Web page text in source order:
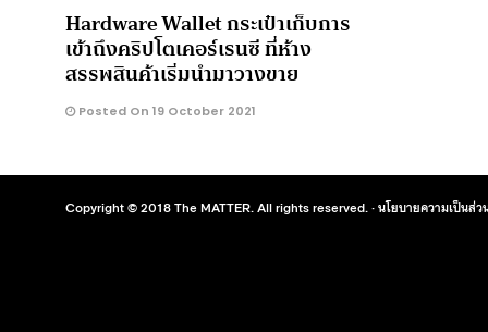
Hardware Wallet กระเป๋าเก็บการ
เข้าถึงคริปโตเคอร์เรนซี ที่ห้าง
สรรพสินค้าเริ่มนำมาวางขาย
Posted On 19 October 2021
Copyright © 2018 The MATTER. All rights reserved. ·นโยบายความเป็นส่ว